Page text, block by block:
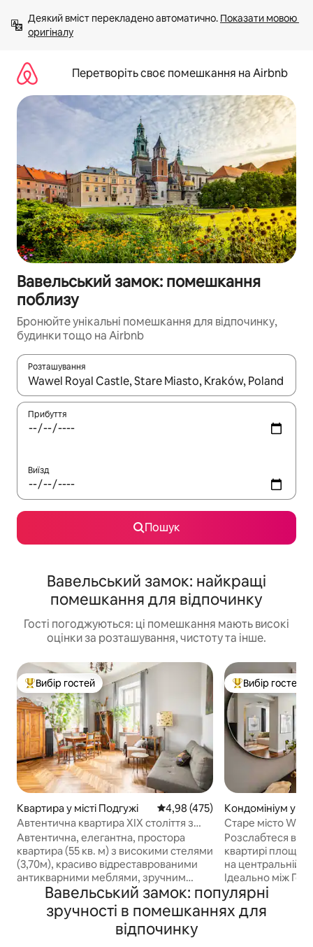
вмісту
Деякий вміст перекладено автоматично. Показати мовою
оригіналу
Перетворіть своє помешкання на Airbnb
Вавельський замок: помешкання
поблизу
Бронюйте унікальні помешкання для відпочинку,
будинки тощо на Airbnb
Розташування
Отримавши результати пошуку, використовуйте для
Прибуття
Виїзд
Пошук
Вавельський замок: найкращі
помешкання для відпочинку
Гості погоджуються: ці помешкання мають високі
оцінки за розташування, чистоту та інше.
Топ вибір гостей
Вибір гостей
Квартира у місті Подгужі Середня оцінка: 4,98 з 5,
4,98 (475)
Автентична квартира XIX століття з
чудовим краєвидом!
Автентична, елегантна, простора
квартира (55 кв. м) з високими стелями
(3,70м), красиво відреставрованими
антикварними меблями, зручним
ліжком King size, індивідуальними
кухонними меблями з мармуровою
стільницею. Справжня квартира, а не
готель! Розташований в міському
Топ вибір гостей
Вибір гостей
Кондомініум у
ж
Старе місто
видом на сад і
Розслабтеся в цій
квартирі
на центральній
Ідеально між
Єврейським
інтер 'єрі з
меблями та
Вавельський замок: популярні
зручності в помешканнях для
відпочинку